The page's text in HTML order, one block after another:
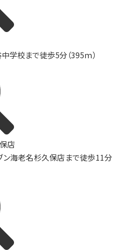
学校まで徒歩5分（395ｍ）
ン海老名杉久保店まで徒歩11分